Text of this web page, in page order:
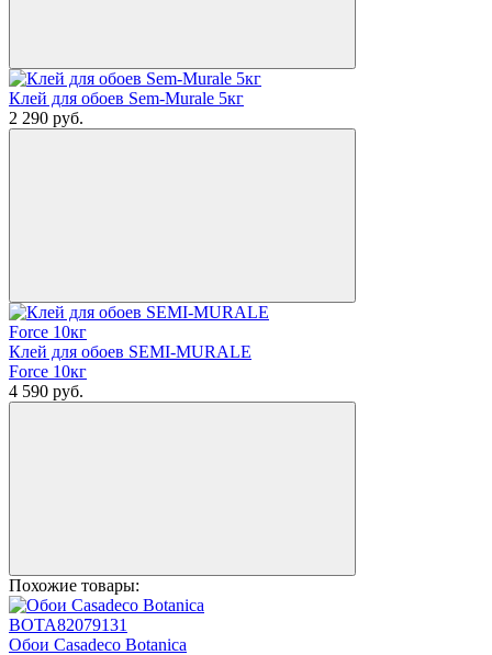
Клей для обоев Sem-Murale 5кг
2 290 руб.
Клей для обоев SEMI-MURALE
Force 10кг
4 590 руб.
Похожие товары:
Обои Casadeco Botanica